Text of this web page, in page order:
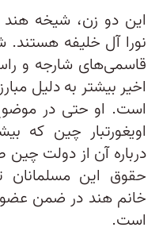
این دو زن، شیخه
نورا آل خلیفه هستند.
قاسمی‌های شارجه و
اخیر بیشتر به دلیل
است. او حتی در
اویغورتبار چین که
درباره آن از دولت چین
حقوق این
خانم هند در ضمن
است.